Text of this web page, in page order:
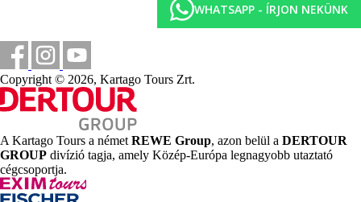
Aquapark
16 km
Távolság a legközelebbi repülőtértől
Strand
Napágyak a strandon térítés ellenében
Napernyők a strandon térítés ellenében
Tengerparti nyaralás
WHATSAPP - ÍRJON NEKÜNK
Copyright © 2026, Kartago Tours Zrt.
A Kartago Tours a német REWE Group, azon belül a DERTOUR
GROUP divízió tagja, amely Közép-Európa legnagyobb utaztató
cégcsoportja.